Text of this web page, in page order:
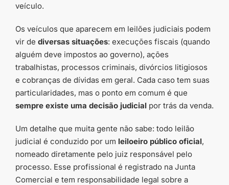
veículo.
Os veículos que aparecem em leilões judiciais podem
vir de diversas situações: execuções fiscais (quando
alguém deve impostos ao governo), ações
trabalhistas, processos criminais, divórcios litigiosos
e cobranças de dívidas em geral. Cada caso tem suas
particularidades, mas o ponto em comum é que
sempre existe uma decisão judicial por trás da venda.
Um detalhe que muita gente não sabe: todo leilão
judicial é conduzido por um leiloeiro público oficial,
nomeado diretamente pelo juiz responsável pelo
processo. Esse profissional é registrado na Junta
Comercial e tem responsabilidade legal sobre a